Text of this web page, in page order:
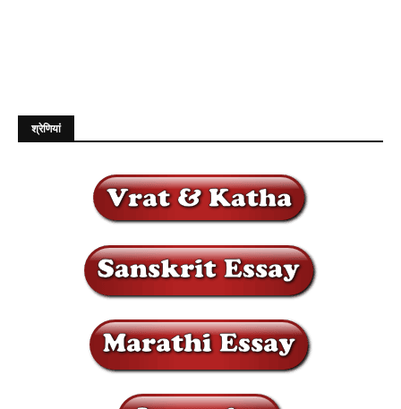
श्रेणियां